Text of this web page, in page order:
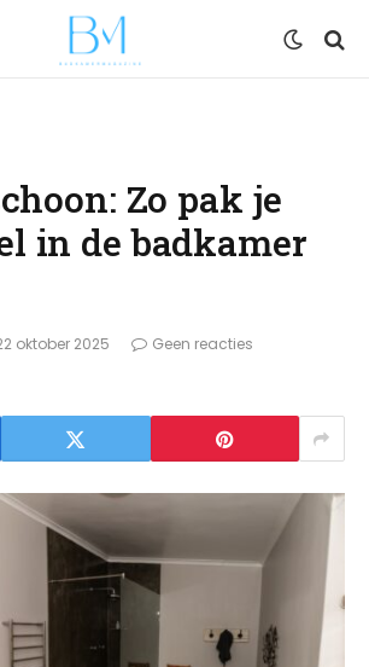
Zo pak je
in de badkamer
oktober 2025
Geen reacties